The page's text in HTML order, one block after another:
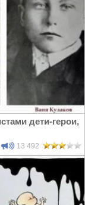
дети-герои,
13 492